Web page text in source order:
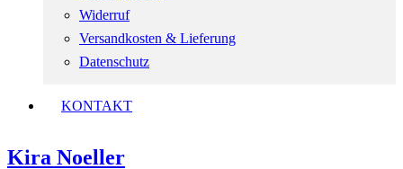
Widerruf
Versandkosten & Lieferung
Datenschutz
KONTAKT
Kira Noeller